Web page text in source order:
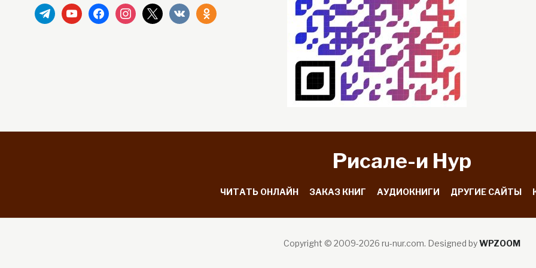
telegramyoutubefacebookinstagram
x vkontakteodnoklassniki
Рисале-и Hyp
ЧИТАТЬ ОНЛАЙН ЗАКАЗ КНИГ АУДИОКНИГИ ДРУГИЕ САЙТЫ
Copyright © 2009-2026 ru-nur.com. Designed byWPZOOM